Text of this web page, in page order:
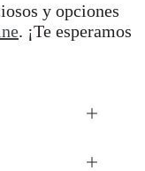
y opciones
. ¡Te esperamos